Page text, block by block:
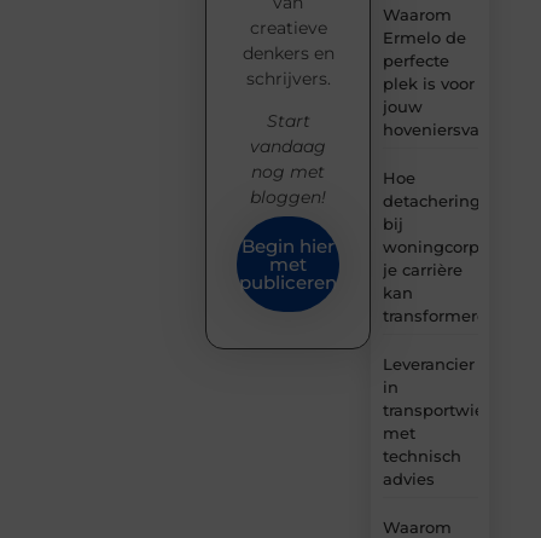
Waarom
Ermelo de
perfecte
plek is voor
jouw
Hoe
detachering
bij
woningcorporaties
je carrière
kan
transformeren
Leverancier
in
transportwielen
met
technisch
advies
Waarom
creatieve
denkers en
schrijvers.
Start
vandaag
nog met
bloggen!
Begin hier
met
publiceren